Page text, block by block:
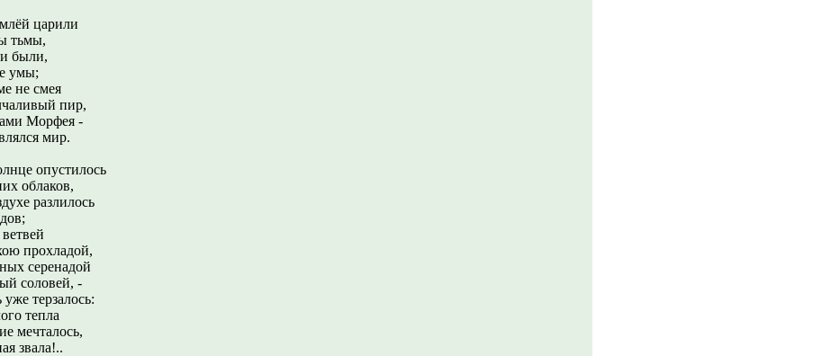
царили
тьмы,
были,
умы;
не смея
пир,
Морфея -
мир.
опустилось
облаков,
разлилось
прохладой,
серенадой
соловей, -
терзалось:
тепла
мечталось,
звала!..